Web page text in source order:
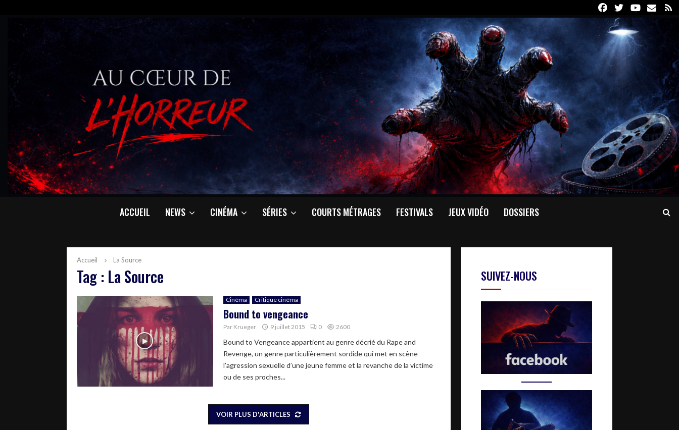
FacebookTwitterYoutube
Email
ACCUEIL NEWS CINÉMA SÉRIES COURTS MÉTRAGES FESTIVALS JEUX VIDÉO DOSSIERS
Accueil La Source
Tag : La Source
Cinéma Critique cinéma
Bound to vengeance
Par Krueger 9 juillet 2015 0 2600
Bound to Vengeance appartient au genre décrié du Rape and
Revenge, un genre particulièrement sordide qui met en scène
l’agression sexuelle d’une jeune femme et la revanche de la victime
ou de ses proches...
VOIR PLUS D'ARTICLES
SUIVEZ-NOUS